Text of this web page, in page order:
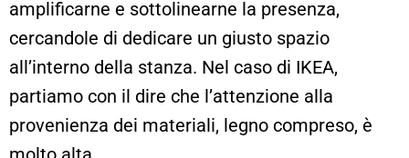
amplificarne e sottolinearne la presenza,
cercandole di dedicare un giusto spazio
all’interno della stanza. Nel caso di IKEA,
partiamo con il dire che l’attenzione alla
provenienza dei materiali, legno compreso, è